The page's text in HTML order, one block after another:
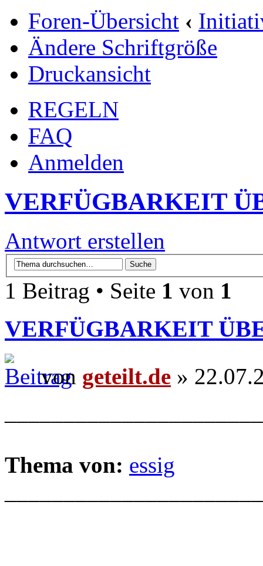
Foren-Übersicht ‹
Ändere Schriftgröße
Druckansicht
REGELN
FAQ
Anmelden
VERFÜGBARKEIT
Antwort erstellen
1 Beitrag • Seite 1 von 1
VERFÜGBARKEIT
von geteilt.de »
Thema von: essig